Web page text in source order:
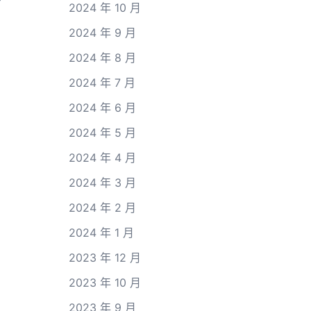
2024 年 10 月
2024 年 9 月
2024 年 8 月
2024 年 7 月
2024 年 6 月
2024 年 5 月
2024 年 4 月
2024 年 3 月
2024 年 2 月
2024 年 1 月
2023 年 12 月
2023 年 10 月
2023 年 9 月